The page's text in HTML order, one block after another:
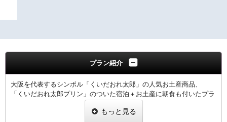
プラン紹介
大阪を代表するシンボル「くいだおれ太郎」の人気お土産商品、
「くいだおれ太郎プリン」のついた宿泊＋お土産に朝食も付いたプラ
もっと見る